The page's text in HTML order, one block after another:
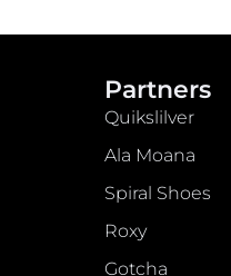
Partners
Quikslilver
Ala Moana
Spiral Shoes
Roxy
Gotcha